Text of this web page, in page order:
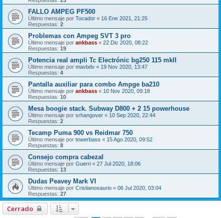
FALLO AMPEG PF500
Último mensaje por Tocador « 16 Ene 2021, 21:25
Respuestas: 2
Problemas con Ampeg SVT 3 pro
Último mensaje por ankbass « 22 Dic 2020, 08:22
Respuestas: 19
Potencia real ampli Tc Electrónic bg250 115 mkII
Último mensaje por mavbdv « 19 Nov 2020, 13:47
Respuestas: 4
Pantalla auxiliar para combo Ampge ba210
Último mensaje por ankbass « 10 Nov 2020, 09:18
Respuestas: 10
Mesa boogie stack. Subway D800 + 2 15 powerhouse
Último mensaje por srhangover « 10 Sep 2020, 22:44
Respuestas: 2
Tecamp Puma 900 vs Reidmar 750
Último mensaje por towerbass « 15 Ago 2020, 09:52
Respuestas: 8
Consejo compra cabezal
Último mensaje por Guerri « 27 Jul 2020, 18:06
Respuestas: 13
Dudas Peavey Mark VI
Último mensaje por Cristianosaurio « 06 Jul 2020, 03:04
Respuestas: 27
Cerrado